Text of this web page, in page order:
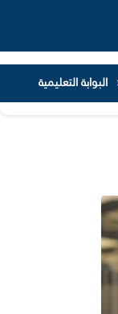
البوابة التعليمية